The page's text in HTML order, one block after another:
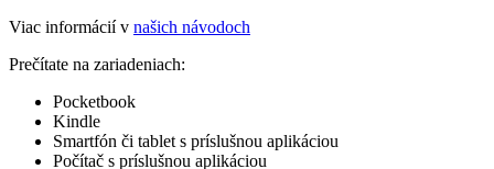
Viac informácií v našich návodoch
Prečítate na zariadeniach:
Pocketbook
Kindle
Smartfón či tablet s príslušnou aplikáciou
Počítač s príslušnou aplikáciou